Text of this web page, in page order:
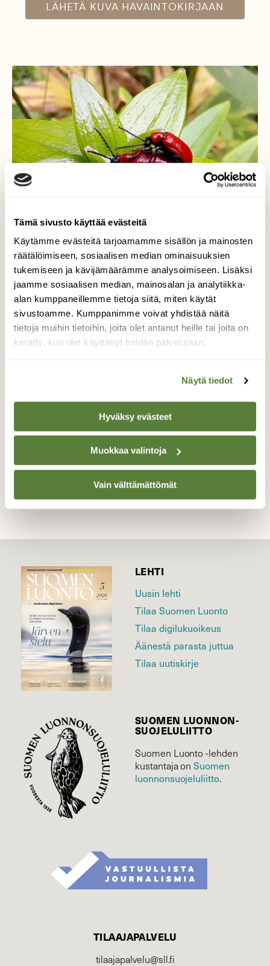
Tämä sivusto käyttää evästeitä
Käytämme evästeitä tarjoamamme sisällön ja mainosten
räätälöimiseen, sosiaalisen median ominaisuuksien
tukemiseen ja kävijämäärämme analysoimiseen. Lisäksi
jaamme sosiaalisen median, mainosalan ja analytiikka-
alan kumppaneillemme tietoja siitä, miten käytät
sivustoamme. Kumppanimme voivat yhdistää näitä
tietoja muihin tietoihin, joita olet antanut heille tai joita on
kerätty, kun olet käyttänyt heidän palvelujaan.
Näytä tiedot
Hyväksy evästeet
Muokkaa valintoja
Vain välttämättömät
LÄHETÄ KUVA HAVAINTOKIRJAAN
Liljakukot
jostain tulee lisää.
Valokuvaaja: Irja Lehtinen, Lempäälä 7.7.2025
TAKAISIN LISTAAN
LEHTI
Uusin lehti
Tilaa Suomen Luonto
Tilaa digilukuoikeus
Äänestä parasta juttua
Tilaa uutiskirje
SUOMEN LUONNON­
SUOJELU­LIITTO
Suomen Luonto -lehden
kustantaja onSuomen
luonnonsuojelu­liitto.
TILAAJAPALVELU
tilaajapalvelu@sll.fi